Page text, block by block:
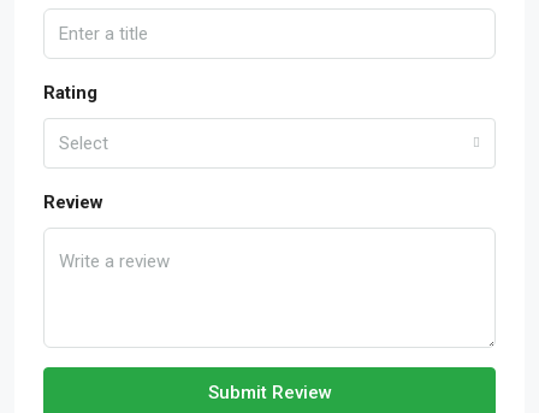
Rating
Select
Review
Submit Review